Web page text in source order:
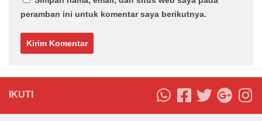
peramban ini untuk komentar saya berikutnya.
IKUTI